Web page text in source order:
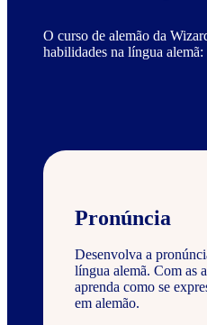
O curso de alemão da
habilidades na língua alemã:
Pronúncia
Desenvolva a
língua alemã. Com as
aprenda como se
em alemão.